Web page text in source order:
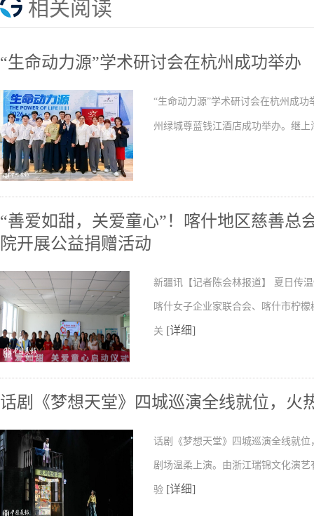
相关阅读
“生命动力源”学术研讨会在杭州成功举办
“生命动力源”学术研讨会在杭州成功
州绿城尊蓝钱江酒店成功举办。继
“善爱如甜，关爱童心”！喀什地区慈善总
院开展公益捐赠活动
新疆讯【记者陈会林报道】 夏日传
喀什女子企业家联合会、喀什市柠
关 [详细]
话剧《梦想天堂》四城巡演全线就位，火
话剧《梦想天堂》四城巡演全线就
剧场温柔上演。由浙江瑞锦文化演
验 [详细]